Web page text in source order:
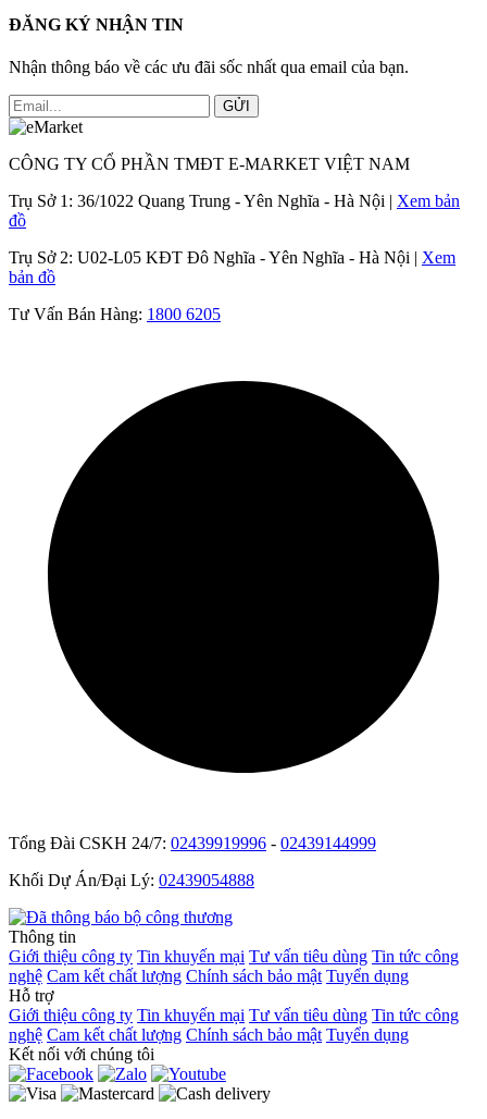
ĐĂNG KÝ NHẬN TIN
Nhận thông báo về các ưu đãi sốc nhất qua email của bạn.
GỬI
CÔNG TY CỔ PHẦN TMĐT E-MARKET VIỆT NAM
Trụ Sở 1: 36/1022 Quang Trung - Yên Nghĩa - Hà Nội | Xem bản
đồ
Trụ Sở 2: U02-L05 KĐT Đô Nghĩa - Yên Nghĩa - Hà Nội | Xem
bản đồ
Tư Vấn Bán Hàng: 1800 6205
Tổng Đài CSKH 24/7: 02439919996 - 02439144999
Khối Dự Án/Đại Lý: 02439054888
Thông tin
Giới thiệu công ty Tin khuyến mại Tư vấn tiêu dùng Tin tức công
nghệ Cam kết chất lượng Chính sách bảo mật Tuyển dụng
Hỗ trợ
Giới thiệu công ty Tin khuyến mại Tư vấn tiêu dùng Tin tức công
nghệ Cam kết chất lượng Chính sách bảo mật Tuyển dụng
Kết nối với chúng tôi